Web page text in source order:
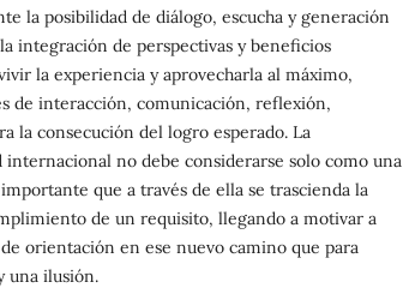
la posibilidad de diálogo, escucha y generación
integración de perspectivas y beneficios
la experiencia y aprovecharla al máximo,
de interacción, comunicación, reflexión,
la consecución del logro esperado. La
no debe considerarse solo como una
que a través de ella se trascienda la
de un requisito, llegando a motivar a
orientación en ese nuevo camino que para
una ilusión.